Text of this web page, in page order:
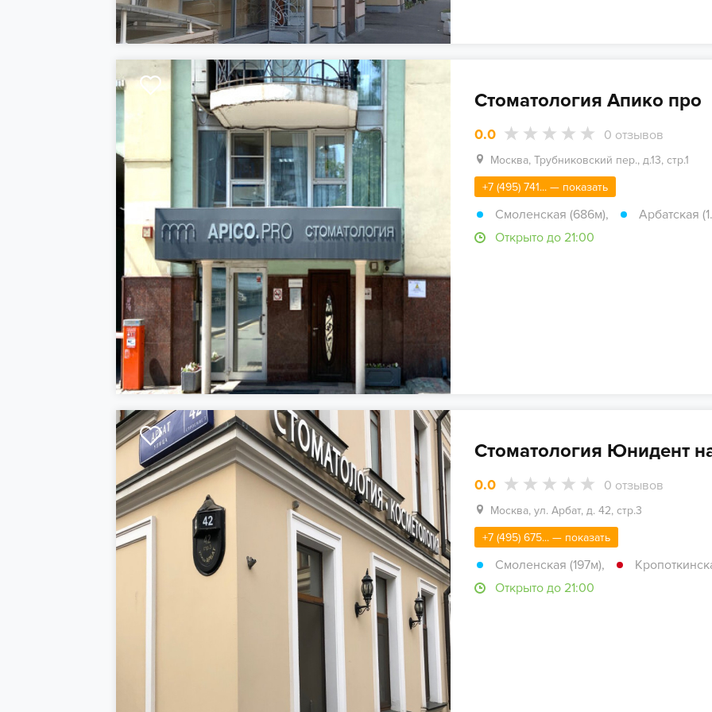
Стоматология Апико про
0.0 0 отзывов
Москва, Трубниковский пер., д.13, стр.1
+7 (495) 741... — показать
Смоленская (686м),
Арбатская
Открыто до 21:00
Стоматология Юнидент
0.0 0 отзывов
Москва, ул. Арбат, д. 42, стр.3
+7 (495) 675... — показать
Смоленская (197м),
Открыто до 21:00